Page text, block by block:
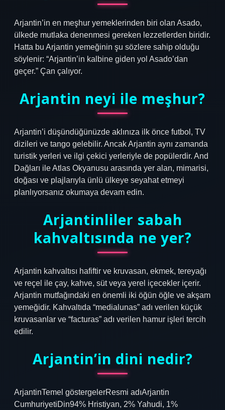
Arjantin’in en meşhur yemeklerinden biri olan Asado,
ülkede mutlaka denenmesi gereken lezzetlerden biridir.
Hatta bu Arjantin yemeğinin şu sözlere sahip olduğu
söylenir: “Arjantin’in kalbine giden yol Asado’dan
geçer.” Çan çalıyor.
Arjantin neyi ile meşhur?
Arjantin’i düşündüğünüzde aklınıza ilk önce futbol, ​​TV
dizileri ve tango gelebilir. Ancak Arjantin aynı zamanda
turistik yerleri ve ilgi çekici yerleriyle de popülerdir. And
Dağları ile Atlas Okyanusu arasında yer alan, mimarisi,
doğası ve plajlarıyla ünlü ülkeye seyahat etmeyi
planlıyorsanız okumaya devam edin.
Arjantinliler sabah
kahvaltısında ne yer?
Arjantin kahvaltısı hafiftir ve kruvasan, ekmek, tereyağı
ve reçel ile çay, kahve, süt veya yerel içecekler içerir.
Arjantin mutfağındaki en önemli iki öğün öğle ve akşam
yemeğidir. Kahvaltıda “medialunas” adı verilen küçük
kruvasanlar ve “facturas” adı verilen hamur işleri tercih
edilir.
Arjantin’in dini nedir?
ArjantinTemel göstergelerResmi adıArjantin
CumhuriyetiDin94% Hristiyan, 2% Yahudi, 1%